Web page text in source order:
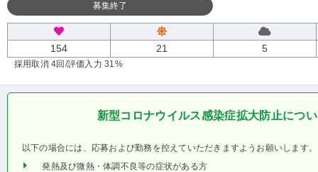
募集終了
154 21 5
採用取消 4回 /評価入力 31%
新型コロナウイルス感染症拡大防止につ
以下の場合には、応募および勤務を控えていただきますようお願いします。
発熱及び微熱・体調不良等の症状がある方